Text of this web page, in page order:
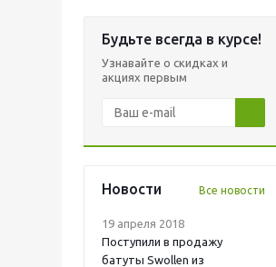
Будьте всегда в курсе!
Узнавайте о скидках и
акциях первым
Новости Все новости
19 апреля 2018
Поступили в продажу
батуты Swollen из